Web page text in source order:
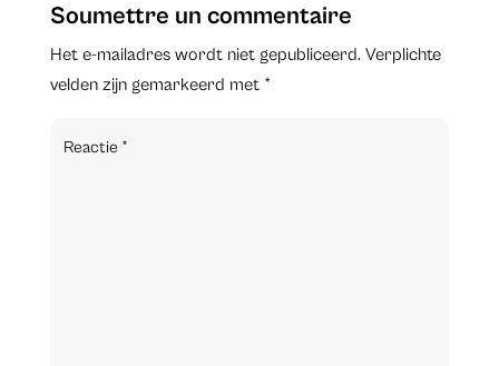
Soumettre un commentaire
Het e-mailadres wordt niet gepubliceerd. Verplichte
velden zijn gemarkeerd met *